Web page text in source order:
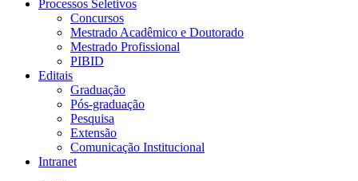
Processos Seletivos
Concursos
Mestrado Acadêmico e Doutorado
Mestrado Profissional
PIBID
Editais
Graduação
Pós-graduação
Pesquisa
Extensão
Comunicação Institucional
Intranet